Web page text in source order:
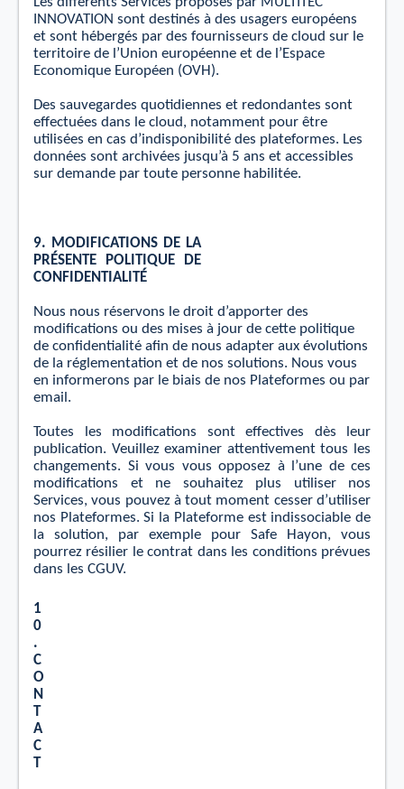
INNOVATION sont destinés à des usagers européens
et sont hébergés par des fournisseurs de cloud sur le
territoire de l’Union européenne et de l’Espace
Economique Européen (OVH).
Des sauvegardes quotidiennes et redondantes sont
eﬀectuées dans le cloud, notamment pour être
utilisées en cas d’indisponibilité des plateformes. Les
données sont archivées jusqu’à 5 ans et accessibles
sur demande par toute personne habilitée.
9. MODIFICATIONS DE LA
PRÉSENTE POLITIQUE
DE
CONFIDENTIALITÉ
Nous nous réservons le droit d’apporter des
modiﬁcations ou des mises à jour de cette politique
de conﬁdentialité aﬁn de nous adapter aux évolutions
de la réglementation et de nos solutions. Nous vous
en informerons par le biais de nos Plateformes ou par
email.
Toutes les modiﬁcations sont eﬀectives dès leur
publication. Veuillez examiner attentivement tous les
changements. Si vous vous opposez à l’une de ces
modiﬁcations etne souhaitez plus utiliser nos
Services, vous pouvez à tout moment cesser d’utiliser
nos Plateformes. Si la Plateforme estindissociable de
la solution, par exemple pour Safe Hayon, vous
pourrez résilier le contrat dans les conditions prévues
dans les CGUV.
1
0
.
C
O
N
T
A
C
T